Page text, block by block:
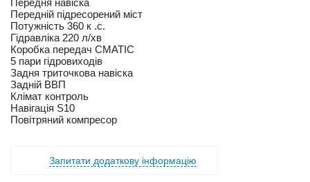
Передній підресорений міст
Потужність 360 к .с.
Гідравліка 220 л/хв
Коробка передач CMATIC
5 пари гідровиходів
Задня триточкова навіска
Задній ВВП
Клімат контроль
Навігація S10
Повітряний компресор
Запитати додаткову інформацію